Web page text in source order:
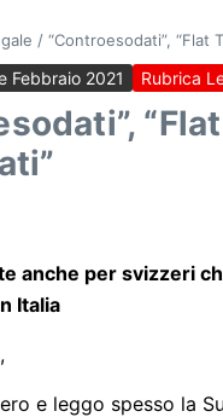
/ “Controesodati”, “Flat
Febbraio 2021 Rubrica
anche per svizzeri
Italia
e leggo spesso la